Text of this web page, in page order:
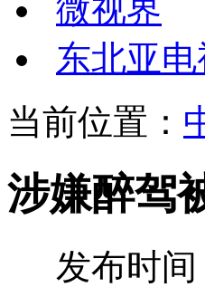
微视界
东北亚电
当前位置：
涉嫌醉驾
发布时间